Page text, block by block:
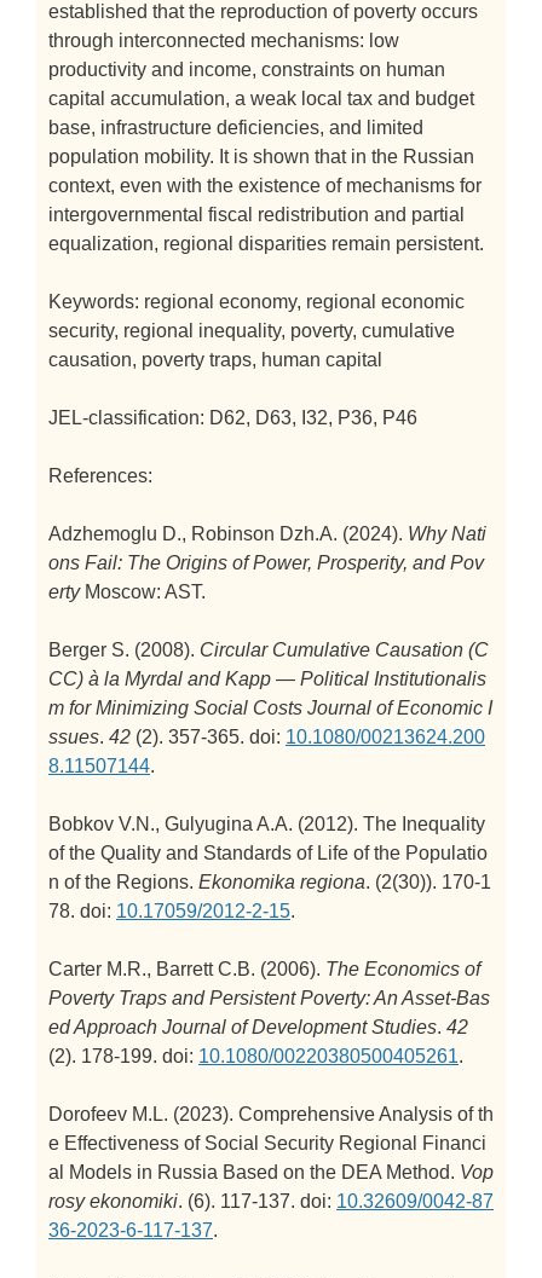
established that the reproduction of poverty occurs
through interconnected mechanisms: low
productivity and income, constraints on human
capital accumulation, a weak local tax and budget
base, infrastructure deficiencies, and limited
population mobility. It is shown that in the Russian
context, even with the existence of mechanisms for
intergovernmental fiscal redistribution and partial
equalization, regional disparities remain persistent.
Keywords: regional economy, regional economic
security, regional inequality, poverty, cumulative
causation, poverty traps, human capital
JEL-classification: D62, D63, I32, P36, P46
References:
Adzhemoglu D., Robinson Dzh.A. (2024). Why Nati
ons Fail: The Origins of Power, Prosperity, and Pov
ertyMoscow: AST.
Berger S. (2008). Circular Cumulative Causation (C
CC) à la Myrdal and Kapp — Political Institutionalis
m for Minimizing Social Costs Journal of Economic I
ssues. 42 (2). 357-365. doi: 10.1080/00213624.200
8.11507144.
Bobkov V.N., Gulyugina A.A. (2012). The Inequality
of the Quality and Standards of Life of the Populatio
n of the Regions. Ekonomika regiona. (2(30)). 170-1
78. doi: 10.17059/2012-2-15.
Carter M.R., Barrett C.B. (2006). The Economics of
Poverty Traps and Persistent Poverty: An Asset-Bas
ed Approach Journal of Development Studies. 42
(2). 178-199. doi: 10.1080/00220380500405261.
Dorofeev M.L. (2023). Comprehensive Analysis of th
e Effectiveness of Social Security Regional Financi
al Models in Russia Based on the DEA Method. Vop
rosy ekonomiki. (6). 117-137. doi: 10.32609/0042-87
36-2023-6-117-137.